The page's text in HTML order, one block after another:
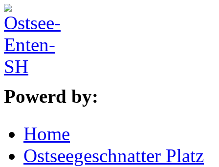
Powerd by:
Home
Ostseegeschnatter Platz